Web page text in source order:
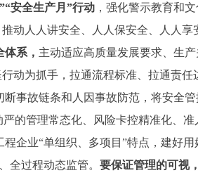
安全生产月”行动 ，强化警示教育和
动人人讲安全、人人保安全、人人享
系， 主动适应高质量发展要求、生
动为抓手，拉通流程标准、拉通责
断事故链条和人因事故防范，将安全
的管理常态化、风险卡控精准化、
程企业“单组织、多项目”特点，建好
全过程动态监管。 要保证管理的可视，